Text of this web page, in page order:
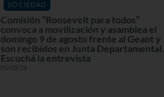
SOCIEDAD
Comisión “Roosevelt para todos”
convoca a movilización y asamblea el
domingo 9 de agosto frente al Geant y
son recibidos en Junta Departamental.
Escuchá la entrevista
05/08/26